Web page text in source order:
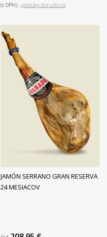
(s DPH) spôsoby doručenia
JAMÓN SERRANO GRAN RESERVA
24 MESIACOV